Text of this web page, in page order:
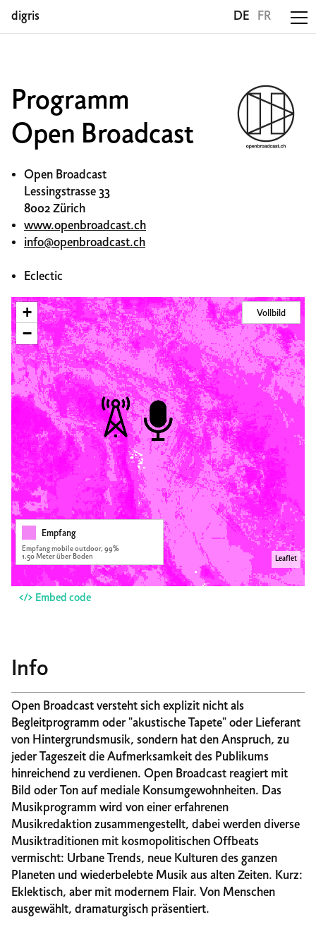
digris DE FR
Programm
Open Broadcast
Open Broadcast
Lessingstrasse 33
8002 Zürich
www.openbroadcast.ch
info@openbroadcast.ch
Eclectic
+
−
Leaflet
Vollbild
Empfang
Empfang mobile outdoor, 99%
1.50 Meter über Boden
</> Embed code
Info
Open Broadcast versteht sich explizit nicht als
Begleitprogramm oder "akustische Tapete" oder Lieferant
von Hintergrundsmusik, sondern hat den Anspruch, zu
jeder Tageszeit die Aufmerksamkeit des Publikums
hinreichend zu verdienen. Open Broadcast reagiert mit
Bild oder Ton auf mediale Konsumgewohnheiten. Das
Musikprogramm wird von einer erfahrenen
Musikredaktion zusammengestellt, dabei werden diverse
Musiktraditionen mit kosmopolitischen Offbeats
vermischt: Urbane Trends, neue Kulturen des ganzen
Planeten und wiederbelebte Musik aus alten Zeiten. Kurz:
Eklektisch, aber mit modernem Flair. Von Menschen
ausgewählt, dramaturgisch präsentiert.